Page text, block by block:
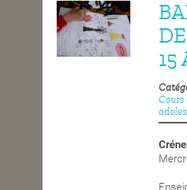
INTERNATIONAL
15
Cours